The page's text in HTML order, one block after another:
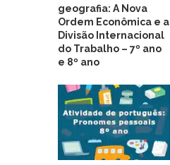
geografia: A Nova
Ordem Econômica e a
Divisão Internacional
do Trabalho – 7º ano
e 8º ano